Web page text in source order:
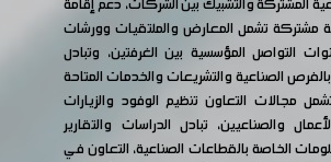
مشتركة تشمل المعارض والملتقيات وورشات
التواصل المؤسسية بين الغرفتين، وتبادل
بالفرص الصناعية والتشريعات والخدمات المتاحة
مجالات التعاون تنظيم الوفود والزيارات
والصناعيين، تبادل الدراسات والتقارير
الخاصة بالقطاعات الصناعية، التعاون في